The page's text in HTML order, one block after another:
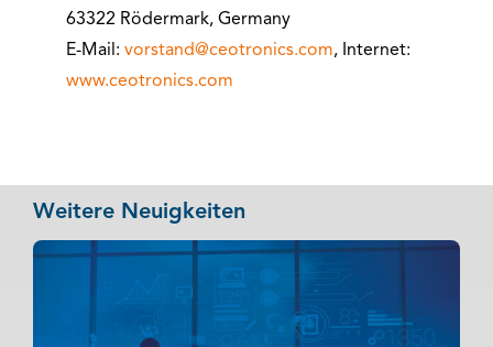
63322 Rödermark, Germany
E-Mail: vorstand@ceotronics.com, Internet:
www.ceotronics.com
Weitere Neuigkeiten